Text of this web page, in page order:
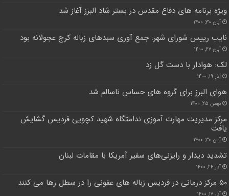
ویژه برنامه های دفاع مقدس در بستر شاد البرز آغاز شد
آبان ۳۰, ۱۴۰۰
نایب رییس شورای شهر: جمع آوری سبدهای زباله کرج عجولانه بود
آبان ۲۷, ۱۴۰۰
لک: هوادار با دست گل زد
آذر ۱۹, ۱۴۰۰
هوای البرز برای گروه های حساس ناسالم شد
بهمن ۲۵, ۱۴۰۰
مرکز مدیریت مهارت آموزی ندامتگاه شهید کچویی فردیس گشایش
یافت
آبان ۳۰, ۱۴۰۰
تشدید دیدار و رایزنی‌های سفیر آمریکا با مقامات لبنان
آذر ۲۴, ۱۴۰۰
۵۰ مرکز درمانی در فردیس زباله های عفونی را در سطل رها می کنند
آذر ۱۷, ۱۴۰۰